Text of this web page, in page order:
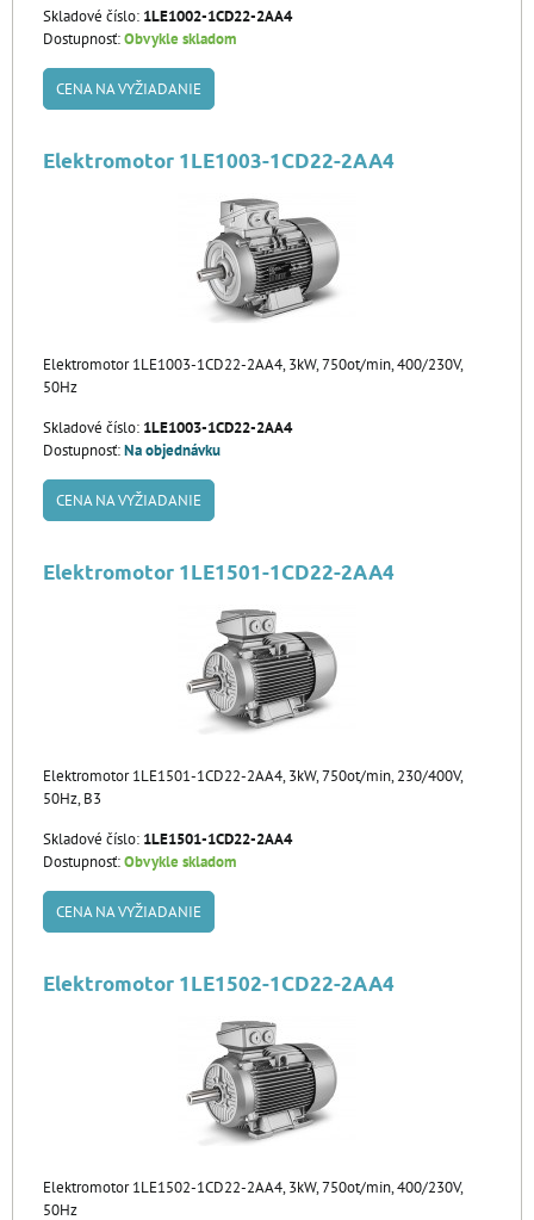
Skladové číslo: 1LE1002-1CD22-2AA4
Dostupnosť:Obvykle skladom
CENA NA VYŽIADANIE
Elektromotor 1LE1003-1CD22-2AA4
Elektromotor 1LE1003-1CD22-2AA4, 3kW, 750ot/min, 400/230V,
50Hz
Skladové číslo: 1LE1003-1CD22-2AA4
Dostupnosť:Na objednávku
CENA NA VYŽIADANIE
Elektromotor 1LE1501-1CD22-2AA4
Elektromotor 1LE1501-1CD22-2AA4, 3kW, 750ot/min, 230/400V,
50Hz, B3
Skladové číslo: 1LE1501-1CD22-2AA4
Dostupnosť:Obvykle skladom
CENA NA VYŽIADANIE
Elektromotor 1LE1502-1CD22-2AA4
Elektromotor 1LE1502-1CD22-2AA4, 3kW, 750ot/min, 400/230V,
50Hz